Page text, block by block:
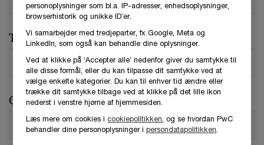
Telefonnummer
Organisation / Virksomhed
personoplysninger som bl.a. IP-adresser, enhedsoplysninger,
browserhistorik og unikke ID’er.
Vi samarbejder med tredjeparter, fx Google, Meta og
LinkedIn, som også kan behandle dine oplysninger.
Ved at klikke på ‘Accepter alle’ nedenfor giver du samtykke til
alle disse formål, eller du kan tilpasse dit samtykke ved at
vælge enkelte kategorier. Du kan til enhver tid ændre eller
trække dit samtykke tilbage ved at klikke på det lille ikon
nederst i venstre hjørne af hjemmesiden.
Læs mere om cookies icookiepolitikken , og se hvordan PwC
behandler dine personoplysninger ipersondatapolitikken